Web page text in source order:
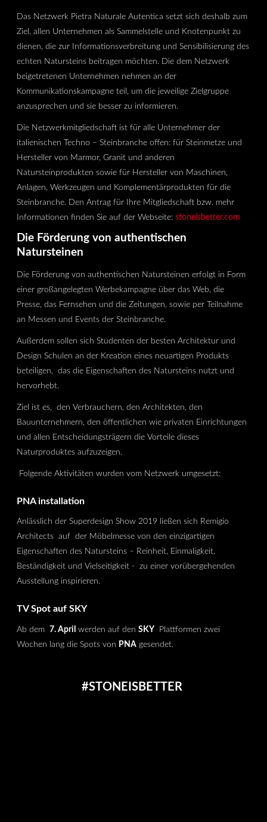
Das Netzwerk Pietra Naturale Autentica setzt sich deshalb zum
Ziel, allen Unternehmen als Sammelstelle und Knotenpunkt zu
dienen, die zur Informationsverbreitung und Sensibilisierung des
echten Natursteins beitragen möchten. Die dem Netzwerk
beigetretenen Unternehmen nehmen an der
Kommunikationskampagne teil, um die jeweilige Zielgruppe
anzusprechen und sie besser zu informieren.
Die Netzwerkmitgliedschaft ist für alle Unternehmer der
italienischen Techno – Steinbranche offen: für Steinmetze und
Hersteller von Marmor, Granit und anderen
Natursteinprodukten sowie für Hersteller von Maschinen,
Anlagen, Werkzeugen und Komplementärprodukten für die
Steinbranche. Den Antrag für Ihre Mitgliedschaft bzw. mehr
Informationen finden Sie auf der Webseite: stoneisbetter.com
Die Förderung von authentischen
Natursteinen
Die Förderung von authentischen Natursteinen erfolgt in Form
einer großangelegten Werbekampagne über das Web, die
Presse, das Fernsehen und die Zeitungen, sowie per Teilnahme
an Messen und Events der Steinbranche.
Außerdem sollen sich Studenten der besten Architektur und
Design Schulen an der Kreation eines neuartigen Produkts
beteiligen, das die Eigenschaften des Natursteins nutzt und
hervorhebt.
Ziel ist es, den Verbrauchern, den Architekten, den
Bauunternehmern, den öffentlichen wie privaten Einrichtungen
und allen Entscheidungsträgern die Vorteile dieses
Naturproduktes aufzuzeigen.
​ Folgende Aktivitäten wurden vom Netzwerk umgesetzt:
PNA installation
Anlässlich der Superdesign Show 2019 ließen sich Remigio
Architects auf der Möbelmesse von den einzigartigen
Eigenschaften des Natursteins – Reinheit, Einmaligkeit,
Beständigkeit und Vielseitigkeit - zu einer vorübergehenden
Ausstellung inspirieren.
TV Spot auf SKY
Ab dem 7. April werden auf den SKYPlattformen zwei
Wochen lang die Spots von PNAgesendet.
#STONEISBETTER